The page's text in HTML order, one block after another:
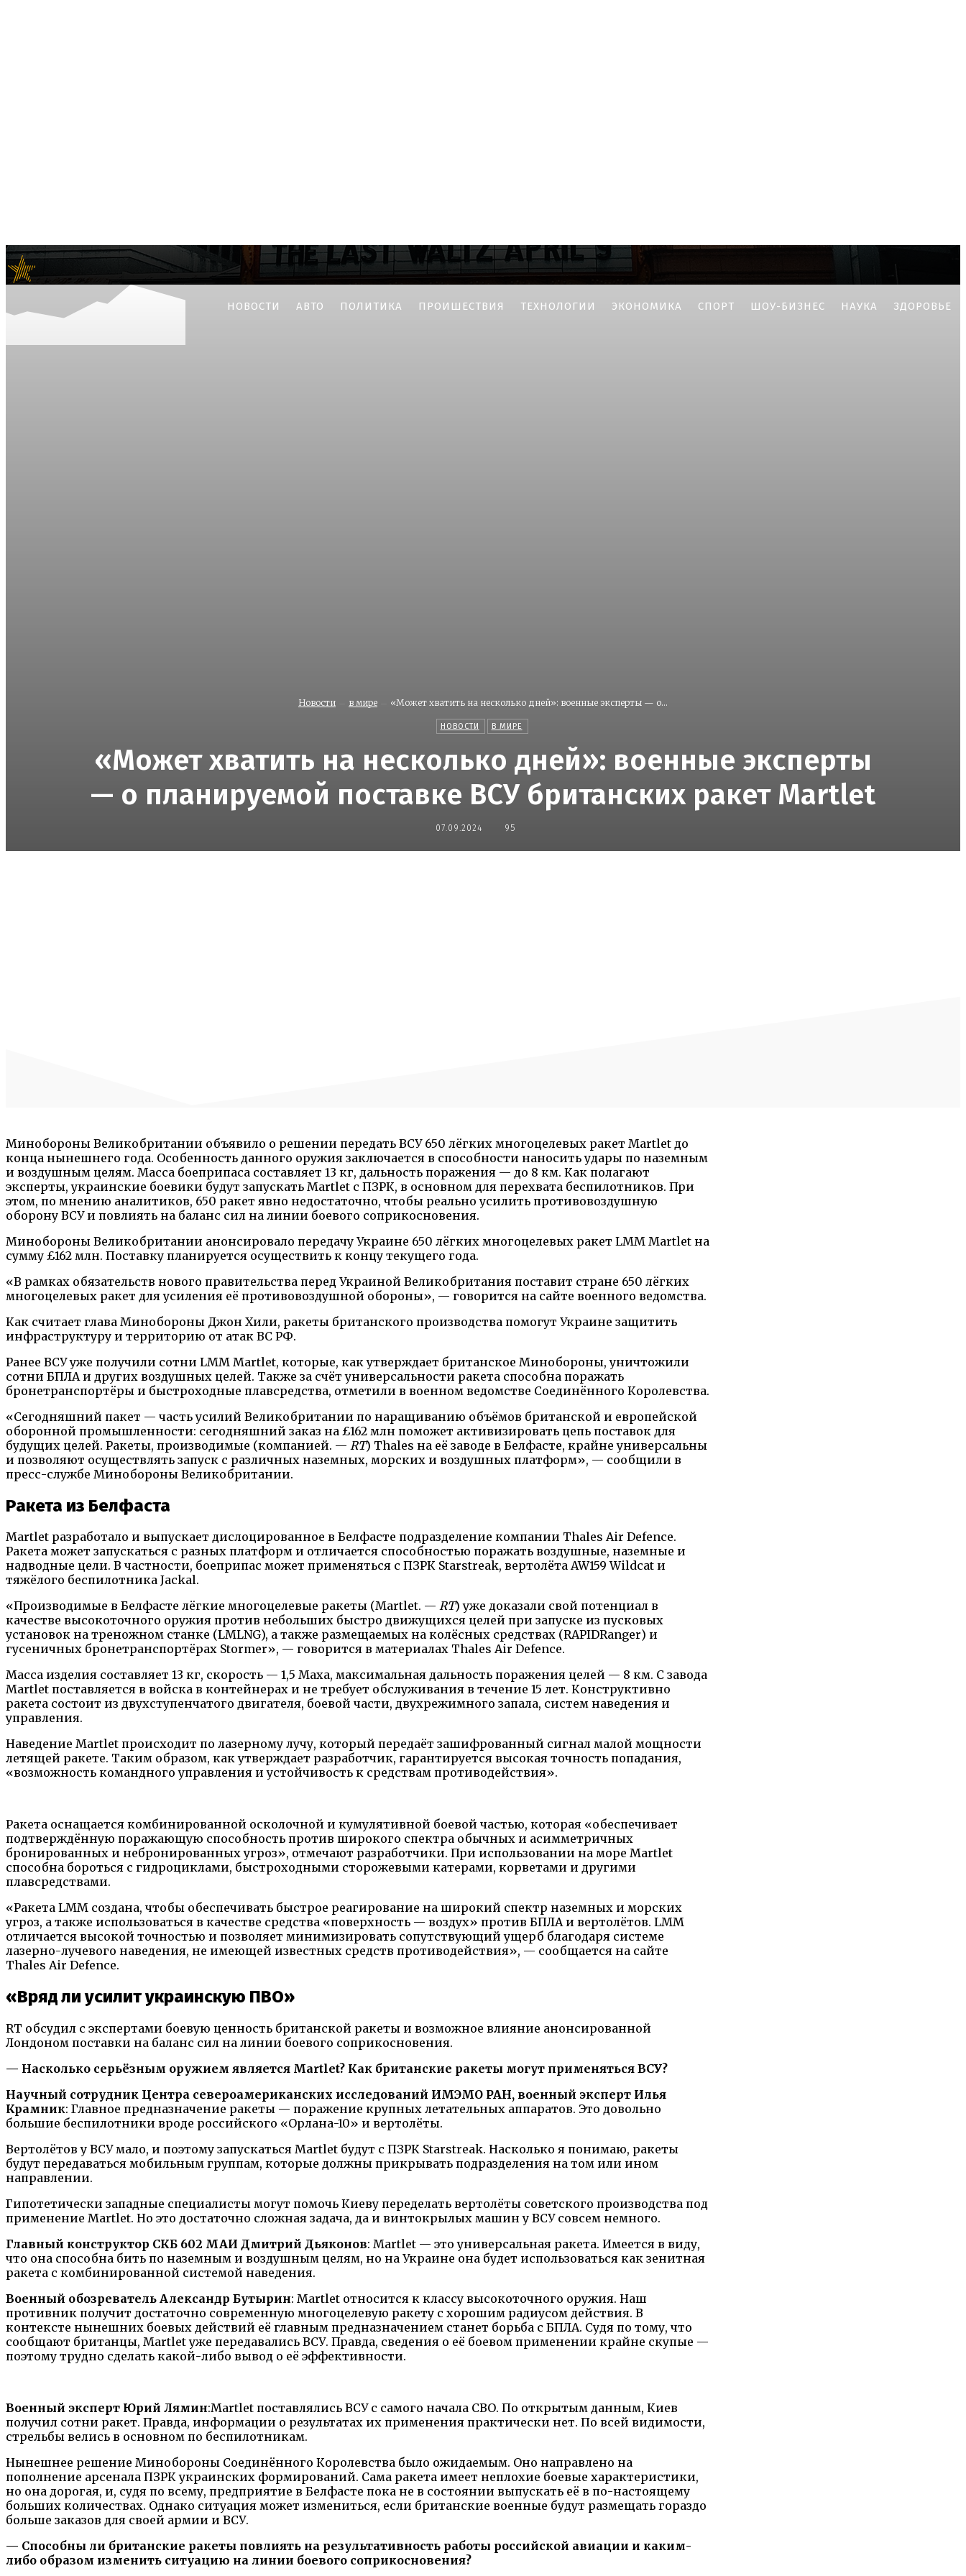
e-news24.ru
НОВОСТИ АВТО ПОЛИТИКА ПРОИШЕСТВИЯ ТЕХНОЛОГИИ ЭКОНОМИКА СПОРТ ШОУ-БИЗНЕС НАУКА ЗДОРОВЬЕ
Новости в мире «Может хватить на несколько дней»: военные эксперты — о...
НОВОСТИ В МИРЕ
«Может хватить на несколько дней»: военные эксперты
— о планируемой поставке ВСУ британских ракет Martlet
07.09.2024 95
Минобороны Великобритании объявило о решении передать ВСУ 650 лёгких многоцелевых ракет Martlet до
конца нынешнего года. Особенность данного оружия заключается в способности наносить удары по наземным
и воздушным целям. Масса боеприпаса составляет 13 кг, дальность поражения — до 8 км. Как полагают
эксперты, украинские боевики будут запускать Martlet с ПЗРК, в основном для перехвата беспилотников. При
этом, по мнению аналитиков, 650 ракет явно недостаточно, чтобы реально усилить противовоздушную
оборону ВСУ и повлиять на баланс сил на линии боевого соприкосновения.
Минобороны Великобритании анонсировало передачу Украине 650 лёгких многоцелевых ракет LMM Martlet на
сумму £162 млн. Поставку планируется осуществить к концу текущего года.
«В рамках обязательств нового правительства перед Украиной Великобритания поставит стране 650 лёгких
многоцелевых ракет для усиления её противовоздушной обороны», — говорится на сайте военного ведомства.
Как считает глава Минобороны Джон Хили, ракеты британского производства помогут Украине защитить
инфраструктуру и территорию от атак ВС РФ.
Ранее ВСУ уже получили сотни LMM Martlet, которые, как утверждает британское Минобороны, уничтожили
сотни БПЛА и других воздушных целей. Также за счёт универсальности ракета способна поражать
бронетранспортёры и быстроходные плавсредства, отметили в военном ведомстве Соединённого Королевства.
«Сегодняшний пакет — часть усилий Великобритании по наращиванию объёмов британской и европейской
оборонной промышленности: сегодняшний заказ на £162 млн поможет активизировать цепь поставок для
будущих целей. Ракеты, производимые (компанией. — RT) Thales на её заводе в Белфасте, крайне универсальны
и позволяют осуществлять запуск с различных наземных, морских и воздушных платформ», — сообщили в
пресс-службе Минобороны Великобритании.
Ракета из Белфаста
Martlet разработало и выпускает дислоцированное в Белфасте подразделение компании Thales Air Defence.
Ракета может запускаться с разных платформ и отличается способностью поражать воздушные, наземные и
надводные цели. В частности, боеприпас может применяться с ПЗРК Starstreak, вертолёта AW159 Wildcat и
тяжёлого беспилотника Jackal.
«Производимые в Белфасте лёгкие многоцелевые ракеты (Martlet. — RT) уже доказали свой потенциал в
качестве высокоточного оружия против небольших быстро движущихся целей при запуске из пусковых
установок на треножном станке (LMLNG), а также размещаемых на колёсных средствах (RAPIDRanger) и
гусеничных бронетранспортёрах Stormer», — говорится в материалах Thales Air Defence.
Масса изделия составляет 13 кг, скорость — 1,5 Маха, максимальная дальность поражения целей — 8 км. С завода
Martlet поставляется в войска в контейнерах и не требует обслуживания в течение 15 лет. Конструктивно
ракета состоит из двухступенчатого двигателя, боевой части, двухрежимного запала, систем наведения и
управления.
Наведение Martlet происходит по лазерному лучу, который передаёт зашифрованный сигнал малой мощности
летящей ракете. Таким образом, как утверждает разработчик, гарантируется высокая точность попадания,
«возможность командного управления и устойчивость к средствам противодействия».
Ракета оснащается комбинированной осколочной и кумулятивной боевой частью, которая «обеспечивает
подтверждённую поражающую способность против широкого спектра обычных и асимметричных
бронированных и небронированных угроз», отмечают разработчики. При использовании на море Martlet
способна бороться с гидроциклами, быстроходными сторожевыми катерами, корветами и другими
плавсредствами.
«Ракета LMM создана, чтобы обеспечивать быстрое реагирование на широкий спектр наземных и морских
угроз, а также использоваться в качестве средства «поверхность — воздух» против БПЛА и вертолётов. LMM
отличается высокой точностью и позволяет минимизировать сопутствующий ущерб благодаря системе
лазерно-лучевого наведения, не имеющей известных средств противодействия», — сообщается на сайте
Thales Air Defence.
«Вряд ли усилит украинскую ПВО»
RT обсудил с экспертами боевую ценность британской ракеты и возможное влияние анонсированной
Лондоном поставки на баланс сил на линии боевого соприкосновения.
— Насколько серьёзным оружием является Martlet? Как британские ракеты могут применяться ВСУ?
Научный сотрудник Центра североамериканских исследований ИМЭМО РАН, военный эксперт Илья
Крамник: Главное предназначение ракеты — поражение крупных летательных аппаратов. Это довольно
большие беспилотники вроде российского «Орлана-10» и вертолёты.
Вертолётов у ВСУ мало, и поэтому запускаться Martlet будут с ПЗРК Starstreak. Насколько я понимаю, ракеты
будут передаваться мобильным группам, которые должны прикрывать подразделения на том или ином
направлении.
Гипотетически западные специалисты могут помочь Киеву переделать вертолёты советского производства под
применение Martlet. Но это достаточно сложная задача, да и винтокрылых машин у ВСУ совсем немного.
Главный конструктор СКБ 602 МАИ Дмитрий Дьяконов: Martlet — это универсальная ракета. Имеется в виду,
что она способна бить по наземным и воздушным целям, но на Украине она будет использоваться как зенитная
ракета с комбинированной системой наведения.
Военный обозреватель Александр Бутырин: Martlet относится к классу высокоточного оружия. Наш
противник получит достаточно современную многоцелевую ракету с хорошим радиусом действия. В
контексте нынешних боевых действий её главным предназначением станет борьба с БПЛА. Судя по тому, что
сообщают британцы, Martlet уже передавались ВСУ. Правда, сведения о её боевом применении крайне скупые —
поэтому трудно сделать какой-либо вывод о её эффективности.
Военный эксперт Юрий Лямин:Martlet поставлялись ВСУ с самого начала СВО. По открытым данным, Киев
получил сотни ракет. Правда, информации о результатах их применения практически нет. По всей видимости,
стрельбы велись в основном по беспилотникам.
Нынешнее решение Минобороны Соединённого Королевства было ожидаемым. Оно направлено на
пополнение арсенала ПЗРК украинских формирований. Сама ракета имеет неплохие боевые характеристики,
но она дорогая, и, судя по всему, предприятие в Белфасте пока не в состоянии выпускать её в по-настоящему
больших количествах. Однако ситуация может измениться, если британские военные будут размещать гораздо
больше заказов для своей армии и ВСУ.
— Способны ли британские ракеты повлиять на результативность работы российской авиации и каким-
либо образом изменить ситуацию на линии боевого соприкосновения?